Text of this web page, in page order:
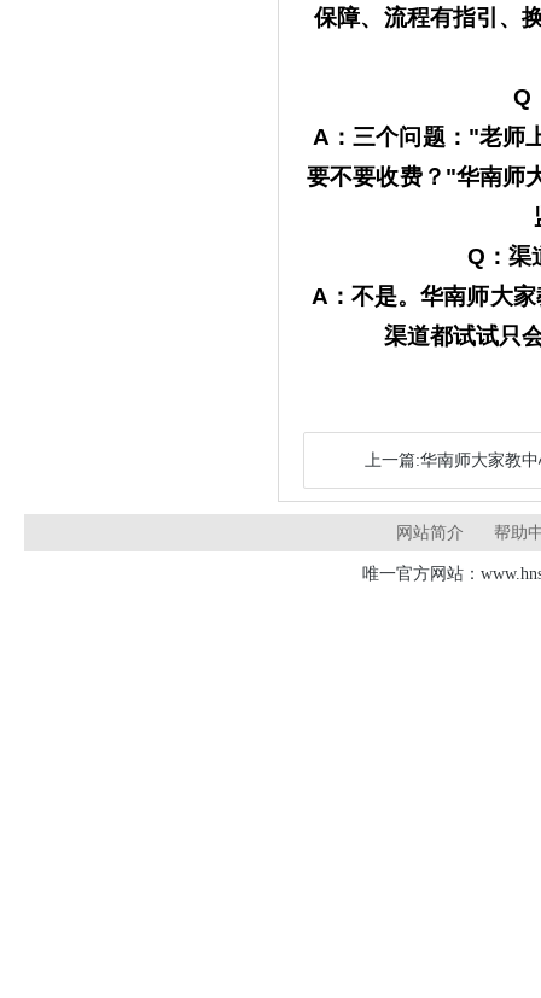
保障、流程有指引、
Q
A：三个问题："老师
要不要收费？"华南师
Q：渠
A：不是。华南师大
渠道都试试只
上一篇:华南师大家教
网站简介 帮助
唯一官方网站：